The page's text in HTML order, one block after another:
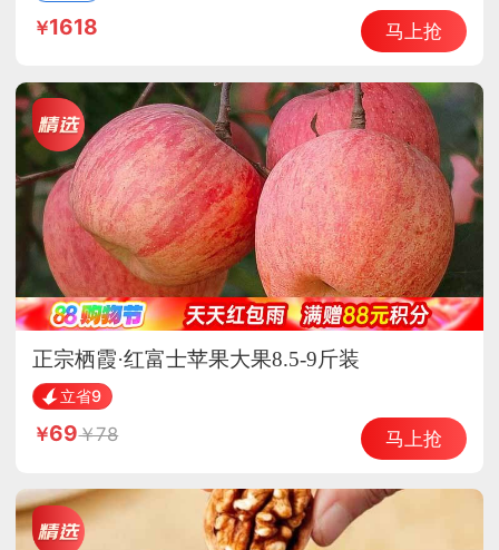
1618 马上抢
正宗栖霞·红富士苹果大果8.5-9斤装
立省9
69 78 马上抢